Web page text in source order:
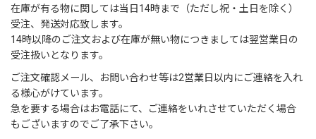
在庫が有る物に関しては当日14時まで（ただし祝・土日を除く）
受注、発送対応致します。
14時以降のご注文および在庫が無い物につきましては翌営業日の
受注扱いとなります。
ご注文確認メール、お問い合わせ等は2営業日以内にご連絡を入れ
る様心がけています。
急を要する場合はお電話にて、ご連絡をいれさせていただく場合
もございますのでご了承下さい。